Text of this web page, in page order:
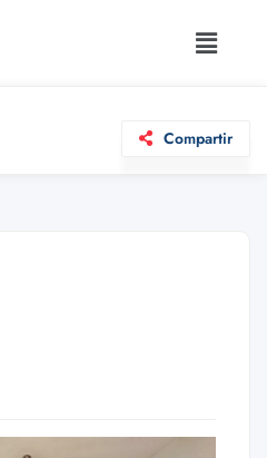
Compartir